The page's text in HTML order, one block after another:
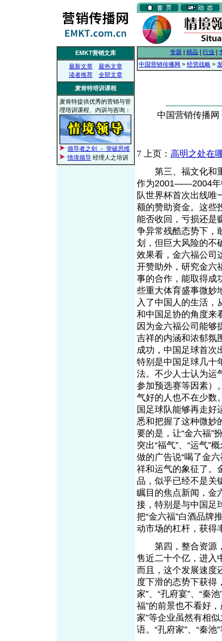
EMKT营销文库
最新文章
最热文章
读者推荐
全部文章
麦肯特培训课程
麦肯特提供优秀的营销与管
理培训课程、内训与咨询：
领导者之剑 － 突破思维
情境领导 经理人之培训
专题 精品 行业
中国营销传播网 > 经营战略 >
中国营销传播
7 上页： 高明之处在
第三、福文化和重
作为2001——2004年
队世界杯首次出线唯
额的赞助资金。这些
能否收回，亏损还是
争异常残酷态势下，
划，但巨大风险的不
效果看，金六福公司
开赞助外，研究金六
事的合作，能取得成
些重大体育盛事微妙
入了中国人的生活，
和中国足协的角度来
因为金六福公司能够
吉祥的内涵和浓郁氛
成功，中国足球首次
特别是中国足球几十
法。不少人士认为运
参加预选赛等因素）
气好的人也不在少数
国足球队能够再走好
悉和把握了这种微妙
要的是，让“金六福”
突出“福气”、“运气”
做的广告说“喝了金
祥和运气的象征了。
品，似乎已经不是关
瞩目的焦点新闻，金
接，特别是与中国足
把“金六福”白酒品牌
动市场的杠杆，获得
第四，整合资源，
售近二十个亿，进入
而且，这个发展速度
度下滑的态势下获得
家”、“孔府宴”、“秦
福”的前景也不看好
家”等企业虽然有相
语。“孔府家”、“秦